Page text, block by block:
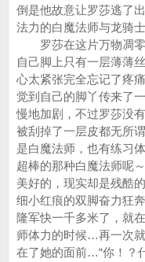
倒是他故意让罗莎逃了
法力的白魔法师与龙骑
罗莎在这片万物凋零
自己脚上只有一层薄薄
心太紧张完全忘记了疼
觉到自己的脚丫传来了
慢地加剧，不过罗莎没
被刮掉了一层皮都无所
是白魔法师，也有练习
超棒的那种白魔法师呢
美好的，现实却是残酷
细小红痕的双脚奋力狂
隆军快一千多米了，就
师体力的时候…再一次
在了她的面前…“你！？